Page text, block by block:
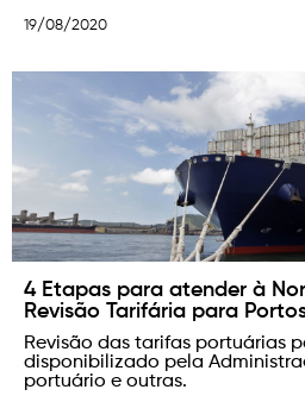
19/08/2020
4 Etapas para atender à
Revisão Tarifária para
Revisão das tarifas portuárias
disponibilizado pela
portuário e outras.